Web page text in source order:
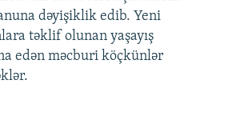
480p
720p
dəyişiklik edib. Yeni
təklif olunan yaşayış
edən məcburi köçkünlər